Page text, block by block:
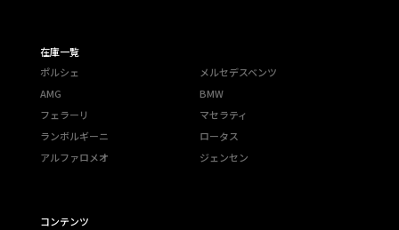
在庫一覧
ポルシェ
メルセデスベンツ
AMG
BMW
フェラーリ
マセラティ
ランボルギーニ
ロータス
アルファロメオ
ジェンセン
コンテンツ